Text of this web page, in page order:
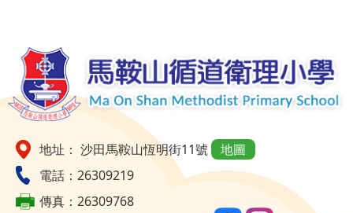
地址： 沙田馬鞍山恆明街11號
地圖
電話：26309219
傳真：26309768